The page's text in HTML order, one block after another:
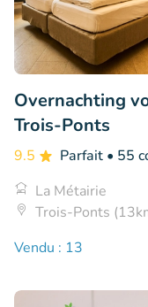
Overnachting
Trois-Ponts
9.5 Parfait • 55
La Métairie
Trois-Ponts
Vendu : 13